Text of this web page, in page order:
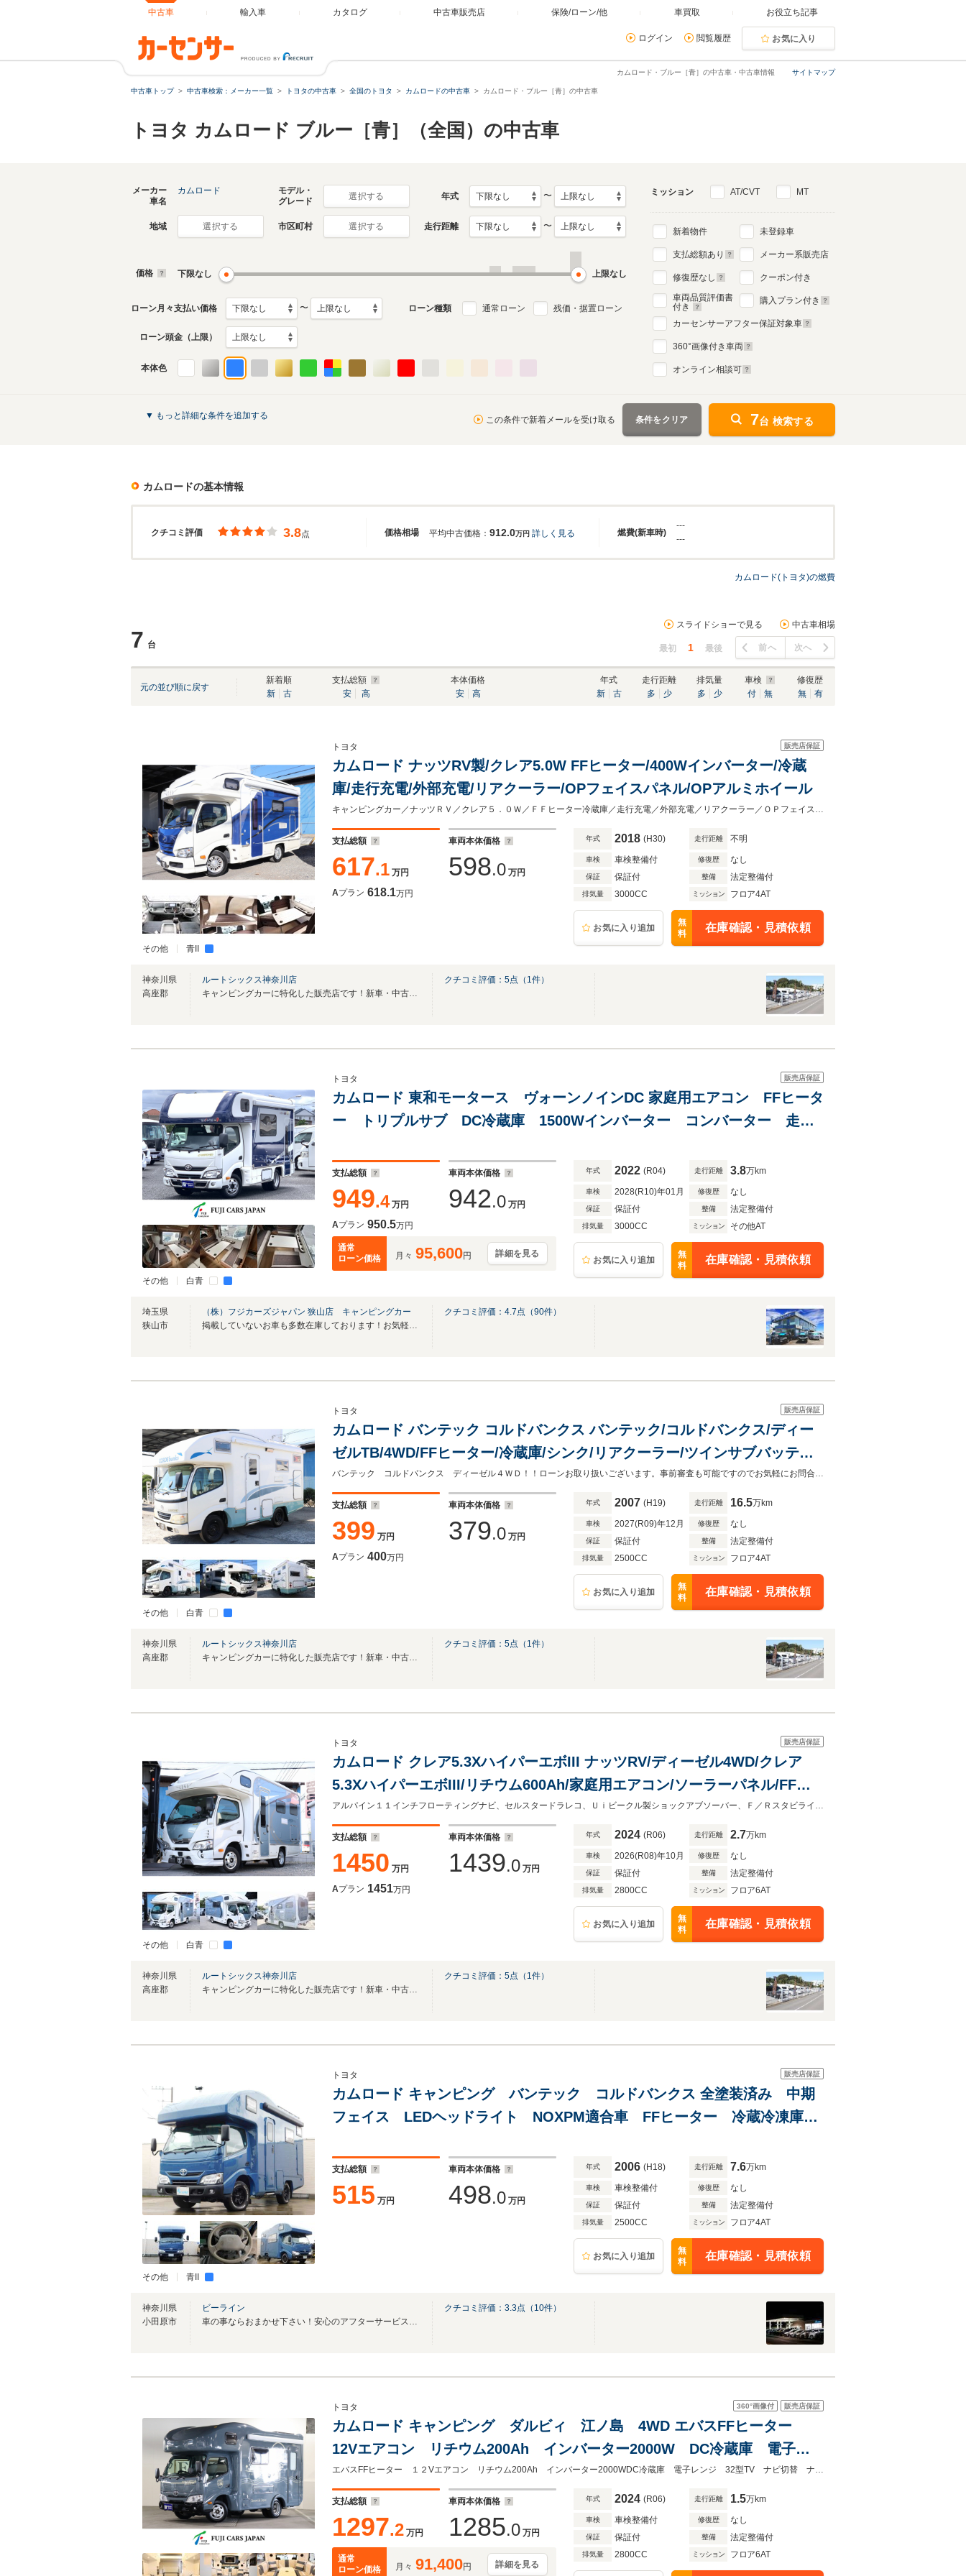
中古車 輸入車 カタログ 中古車販売店 保険/ローン/他 車買取 お役立ち記事
ログイン 閲覧履歴 お気に入り
サイトマップ
カムロード・ブルー［青］の中古車・中古車情報
中古車トップ 中古車検索：メーカー一覧 トヨタの中古車 全国のトヨタ カムロードの中古車 カムロード・ブルー［青］の中古車
トヨタ カムロード ブルー［青］（全国）の中古車
メーカー
車名
カムロード
モデル・
グレード
選択する 年式 〜
地域 選択する 市区町村 選択する 走行距離 〜
価格 下限なし 上限なし
ローン月々支払い価格 〜 ローン種類 通常ローン 残価・据置ローン
ローン頭金（上限）
本体色
ミッション AT/CVT MT
新着物件
支払総額あり
修復歴なし
車両品質評価書
付き
未登録車
メーカー系販売店
クーポン付き
購入プラン付き
カーセンサーアフター保証対象車
360°画像付き車両
オンライン相談可
▼ もっと詳細な条件を追加する この条件で新着メールを受け取る 条件をクリア 7台 検索する
カムロードの基本情報
クチコミ評価 価格相場 燃費(新車時)
3.8点 平均中古価格： 912.0万円 詳しく見る
---
---
カムロード(トヨタ)の燃費
7 台
スライドショーで見る 中古車相場
最初 1 最後 前へ 次へ
元の並び順に戻す
新着順
新
古
支払総額
安
高
本体価格
安
高
年式
新
古
走行距離
多
少
排気量
多
少
車検
付
無
修復歴
無
有
その他 青II
販売店保証
トヨタ
カムロード ナッツRV製/クレア5.0W FFヒーター/400Wインバーター/冷蔵
庫/走行充電/外部充電/リアクーラー/OPフェイスパネル/OPアルミホイール
キャンピングカー／ナッツＲＶ／クレア５．０Ｗ／ＦＦヒーター冷蔵庫／走行充電／外部充電／リアクーラー／ＯＰフェイスパネル／ＯＰアルミホイール
支払総額
617.1 万円
車両本体価格
598.0 万円
Aプラン 618.1万円
年式 2018 (H30) 走行距離 不明
車検 車検整備付 修復歴 なし
保証 保証付 整備 法定整備付
排気量 3000CC ミッション フロア4AT
お気に入り追加
無
料
在庫確認・見積依頼
神奈川県
高座郡
ルートシックス神奈川店
キャンピングカーに特化した販売店です！新車・中古車問わずオーダーも承ります！
クチコミ評価： 5点（ 1件）
その他 白青
販売店保証
トヨタ
カムロード 東和モータース ヴォーンノインDC 家庭用エアコン FFヒータ
ー トリプルサブ DC冷蔵庫 1500Wインバーター コンバーター 走行
支払総額
949.4 万円
車両本体価格
942.0 万円
Aプラン 950.5万円
通常
ローン価格
月々 95,600円 詳細を見る
年式 2022 (R04) 走行距離 3.8万km
車検 2028(R10)年01月 修復歴 なし
保証 保証付 整備 法定整備付
排気量 3000CC ミッション その他AT
お気に入り追加
無
料
在庫確認・見積依頼
埼玉県
狭山市
（株）フジカーズジャパン 狭山店 キャンピングカー
掲載していないお車も多数在庫しております！お気軽にお問い合わせ下さい♪
クチコミ評価： 4.7点（90件）
その他 白青
販売店保証
トヨタ
カムロード バンテック コルドバンクス バンテック/コルドバンクス/ディー
ゼルTB/4WD/FFヒーター/冷蔵庫/シンク/リアクーラー/ツインサブバッテリ
ー/インバーター/サイドオーニング/2段ベッド
バンテック コルドバンクス ディーゼル４ＷＤ！！ローンお取り扱いございます。事前審査も可能ですのでお気軽にお問合せ下さい
支払総額
399 万円
車両本体価格
379.0 万円
Aプラン 400万円
年式 2007 (H19) 走行距離 16.5万km
車検 2027(R09)年12月 修復歴 なし
保証 保証付 整備 法定整備付
排気量 2500CC ミッション フロア4AT
お気に入り追加
無
料
在庫確認・見積依頼
神奈川県
高座郡
ルートシックス神奈川店
キャンピングカーに特化した販売店です！新車・中古車問わずオーダーも承ります！
クチコミ評価： 5点（ 1件）
その他 白青
販売店保証
トヨタ
カムロード クレア5.3XハイパーエボIII ナッツRV/ディーゼル4WD/クレア
5.3XハイパーエボIII/リチウム600Ah/家庭用エアコン/ソーラーパネル/FFヒ
ーター/電子レンジ/禁煙車/ワンオーナー/2000Wインバーター
アルパイン１１インチフローティングナビ、セルスタードラレコ、Ｕｉビークル製ショックアブソーバー、Ｆ／Ｒスタビライザー、レカロシート（運・助）
支払総額
1450 万円
車両本体価格
1439.0 万円
Aプラン 1451万円
年式 2024 (R06) 走行距離 2.7万km
車検 2026(R08)年10月 修復歴 なし
保証 保証付 整備 法定整備付
排気量 2800CC ミッション フロア6AT
お気に入り追加
無
料
在庫確認・見積依頼
神奈川県
高座郡
ルートシックス神奈川店
キャンピングカーに特化した販売店です！新車・中古車問わずオーダーも承ります！
クチコミ評価： 5点（ 1件）
その他 青II
販売店保証
トヨタ
カムロード キャンピング バンテック コルドバンクス 全塗装済み 中期
フェイス LEDヘッドライト NOXPM適合車 FFヒーター 冷蔵冷凍庫
ング
支払総額
515 万円
車両本体価格
498.0 万円
年式 2006 (H18) 走行距離 7.6万km
車検 車検整備付 修復歴 なし
保証 保証付 整備 法定整備付
排気量 2500CC ミッション フロア4AT
お気に入り追加
無
料
在庫確認・見積依頼
神奈川県
小田原市
ビーライン
車の事ならおまかせ下さい！安心のアフターサービスでしっかりサポート！
クチコミ評価： 3.3点（ 10件）
360°画像付 販売店保証
トヨタ
カムロード キャンピング ダルビィ 江ノ島 4WD エバスFFヒーター
12Vエアコン リチウム200Ah インバーター2000W DC冷蔵庫 電子レ
ンジ 32型TV ナビ切替 ナビ連動 サイドオーニング 前後ドラレコ
ソーラーP
エバスFFヒーター １２Vエアコン リチウム200Ah インバーター2000WDC冷蔵庫 電子レンジ 32型TV ナビ切替 ナビ連動 サイドオーニング 前後ドラレコ ソーラーP
支払総額
1297.2 万円
車両本体価格
1285.0 万円
通常
ローン価格
月々 91,400円 詳細を見る
年式 2024 (R06) 走行距離 1.5万km
車検 車検整備付 修復歴 なし
保証 保証付 整備 法定整備付
排気量 2800CC ミッション フロア6AT